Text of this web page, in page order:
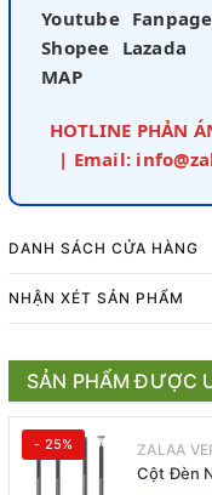
Youtube Fanpage
Shopee Lazada
MAP
HOTLINE PHẢN
| Email:
DANH SÁCH CỬA HÀNG
NHẬN XÉT SẢN PHẨM
SẢN PHẨM ĐƯỢC
- 25% ZALAA
Cột Đèn